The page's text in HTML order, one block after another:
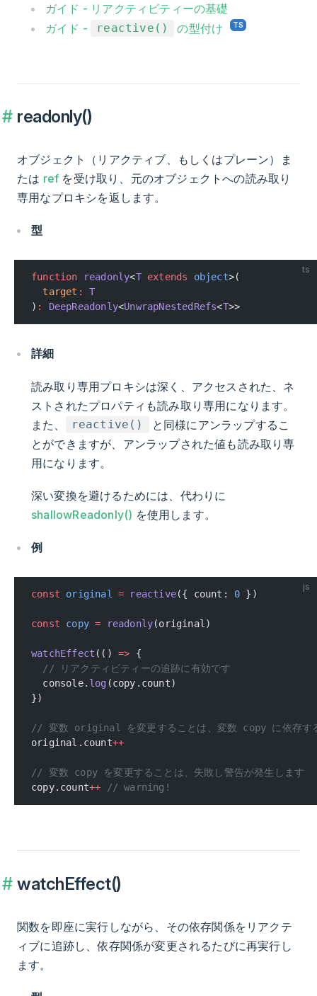
ガイド - リアクティビティーの基礎
ガイド -
reactive() の型付け
readonly()
オブジェクト（リアクティブ、もしくはプレーン）ま
たは ref を受け取り、元のオブジェクトへの読み取り
専用なプロキシを返します。
型
ts
function readonly<T extends object>(
  target
:
T
) : DeepReadonly<UnwrapNestedRefs<T>>
詳細
読み取り専用プロキシは深く、アクセスされた、ネ
ストされたプロパティも読み取り専用になります。
また、
reactive()
と同様にアンラップするこ
とができますが、アンラップされた値も読み取り専
用になります。
深い変換を避けるためには、代わりに
shallowReadonly() を使用します。
例
js
const original = reactive({ count: 0 })
const copy = readonly(original)
watchEffect (() => {
  // リアクティビティーの追跡に有効です
  console.
log (copy.count)
})
// 変数 original を変更することは、変数 copy に依存する
original.count++
// 変数 copy を変更することは、失敗し警告が発生します
copy.count++ // warning!
watchEffect()
関数を即座に実行しながら、その依存関係をリアクテ
ィブに追跡し、依存関係が変更されるたびに再実行し
ます。